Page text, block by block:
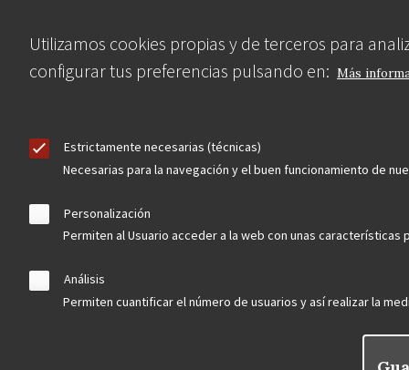
Utilizamos cookies propias y de terceros para
configurar tus preferencias pulsando en: Más
Estrictamente necesarias (técnicas)
Necesarias para la navegación y el buen funcionamiento de
Personalización
Permiten al Usuario acceder a la web con unas
Análisis
Permiten cuantificar el número de usuarios y así realizar la